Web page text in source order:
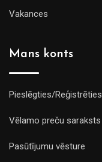
Vakances
Mans konts
Pieslēgties/Reģistrēties
Vēlamo preču saraksts
Pasūtījumu vēsture